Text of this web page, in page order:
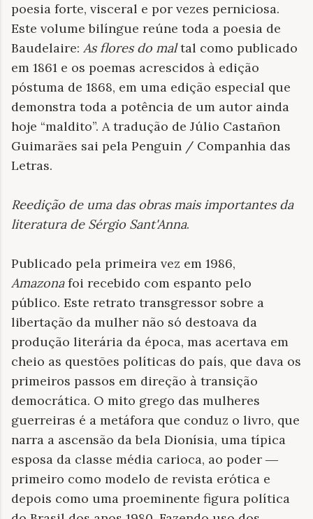
poesia forte, visceral e por vezes perniciosa.
Este volume bilíngue reúne toda a poesia de
Baudelaire: As flores do maltal como publicado
em 1861 e os poemas acrescidos à edição
póstuma de 1868, em uma edição especial que
demonstra toda a potência de um autor ainda
hoje “maldito”. A tradução de Júlio Castañon
Guimarães sai pela Penguin / Companhia das
Letras.
Reedição de uma das obras mais importantes da
literatura de Sérgio Sant'Anna.
Publicado pela primeira vez em 1986,
Amazonafoi recebido com espanto pelo
público. Este retrato transgressor sobre a
libertação da mulher não só destoava da
produção literária da época, mas acertava em
cheio as questões políticas do país, que dava os
primeiros passos em direção à transição
democrática. O mito grego das mulheres
guerreiras é a metáfora que conduz o livro, que
narra a ascensão da bela Dionísia, uma típica
esposa da classe média carioca, ao poder ―
primeiro como modelo de revista erótica e
depois como uma proeminente figura política